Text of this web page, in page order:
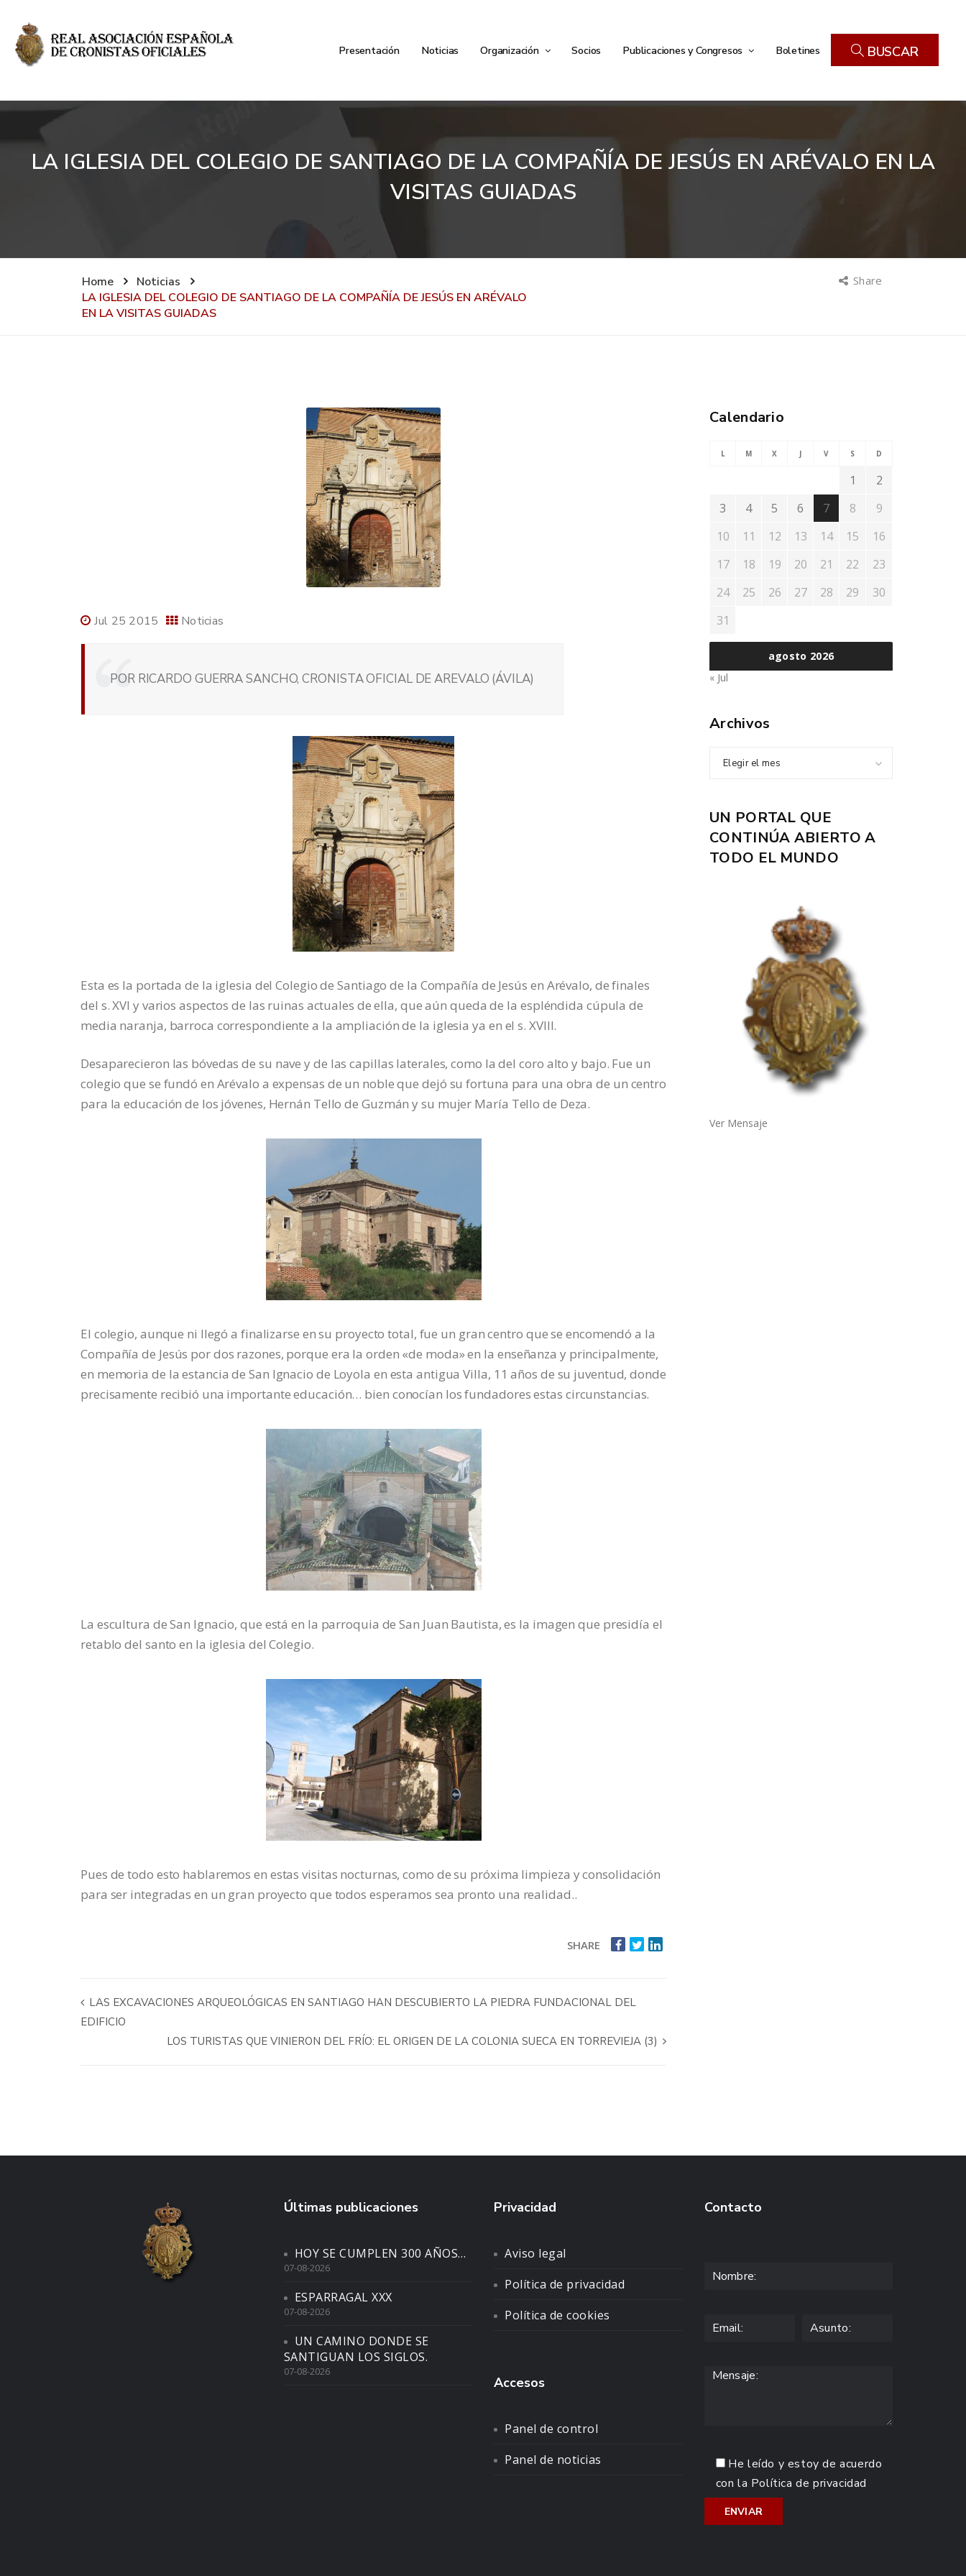
Presentación Noticias Organización Socios Publicaciones y Congresos Boletines BUSCAR
LA IGLESIA DEL COLEGIO DE SANTIAGO DE LA COMPAÑÍA DE JESÚS EN ARÉVALO EN LA
VISITAS GUIADAS
Home
Noticias
LA IGLESIA DEL COLEGIO DE SANTIAGO DE LA COMPAÑÍA DE JESÚS EN ARÉVALO
EN LA VISITAS GUIADAS
Share
Jul 25 2015 Noticias
POR RICARDO GUERRA SANCHO, CRONISTA OFICIAL DE AREVALO (ÁVILA)
Esta es la portada de la iglesia del Colegio de Santiago de la Compañía de Jesús en Arévalo, de finales
del s. XVI y varios aspectos de las ruinas actuales de ella, que aún queda de la espléndida cúpula de
media naranja, barroca correspondiente a la ampliación de la iglesia ya en el s. XVIII.
Desaparecieron las bóvedas de su nave y de las capillas laterales, como la del coro alto y bajo. Fue un
colegio que se fundó en Arévalo a expensas de un noble que dejó su fortuna para una obra de un centro
para la educación de los jóvenes, Hernán Tello de Guzmán y su mujer María Tello de Deza.
El colegio, aunque ni llegó a finalizarse en su proyecto total, fue un gran centro que se encomendó a la
Compañía de Jesús por dos razones, porque era la orden «de moda» en la enseñanza y principalmente,
en memoria de la estancia de San Ignacio de Loyola en esta antigua Villa, 11 años de su juventud, donde
precisamente recibió una importante educación… bien conocían los fundadores estas circunstancias.
La escultura de San Ignacio, que está en la parroquia de San Juan Bautista, es la imagen que presidía el
retablo del santo en la iglesia del Colegio.
Pues de todo esto hablaremos en estas visitas nocturnas, como de su próxima limpieza y consolidación
para ser integradas en un gran proyecto que todos esperamos sea pronto una realidad..
SHARE
LAS EXCAVACIONES ARQUEOLÓGICAS EN SANTIAGO HAN DESCUBIERTO LA PIEDRA FUNDACIONAL DEL
EDIFICIO
LOS TURISTAS QUE VINIERON DEL FRÍO: EL ORIGEN DE LA COLONIA SUECA EN TORREVIEJA (3)
Calendario
agosto 2026
L M X J V S D
1
2
3
4 5 6 7 8
9
10
11 12 13 14 15
16
17
18 19 20 21 22
23
24
25 26 27 28 29
30
31
« Jul
Archivos
Elegir el mes
UN PORTAL QUE
CONTINÚA ABIERTO A
TODO EL MUNDO
Ver Mensaje
Últimas publicaciones
HOY SE CUMPLEN 300 AÑOS…
07-08-2026
ESPARRAGAL XXX
07-08-2026
UN CAMINO DONDE SE
SANTIGUAN LOS SIGLOS.
07-08-2026
Privacidad
Aviso legal
Política de privacidad
Política de cookies
Accesos
Panel de control
Panel de noticias
Contacto
He leído y estoy de acuerdo
con la Política de privacidad